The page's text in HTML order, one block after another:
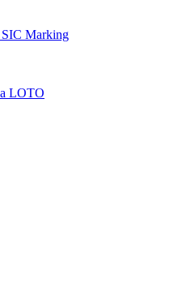
Marking
LOTO